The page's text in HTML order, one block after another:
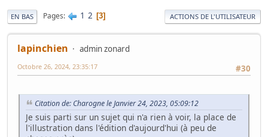
EN BAS Pages 1 2 3 ACTIONS DE L'UTILISATEUR
lapinchien
admin zonard
#30
Octobre 26, 2024, 23:35:17
Citation de: Charogne le Janvier 24, 2023, 05:09:12
Je suis parti sur un sujet qui n'a rien à voir, la place de
l'illustration dans l'édition d'aujourd'hui (à peu de